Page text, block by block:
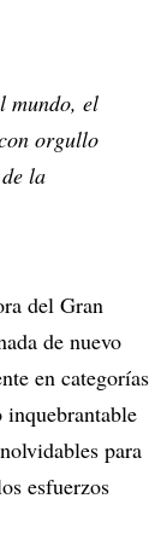
mundo, el
orgullo
la
del Gran
de nuevo
en categorías
para
esfuerzos